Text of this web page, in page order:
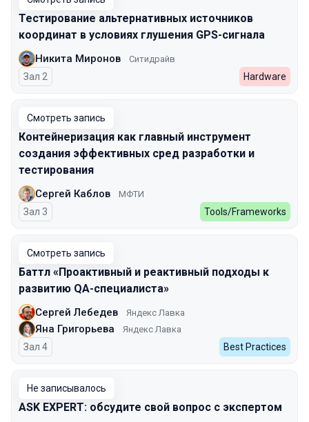
Тестирование альтернативных источников
координат в условиях глушения GPS-сигнала
Никита Миронов Ситидрайв
Зал 2 Hardware
Смотреть запись
Контейнеризация как главный инструмент
создания эффективных сред разработки и
тестирования
Сергей Каблов МФТИ
Зал 3 Tools/Frameworks
Смотреть запись
Баттл «Проактивный и реактивный подходы к
развитию QA-специалиста»
Сергей Лебедев Яндекс Лавка
Яна Григорьева Яндекс Лавка
Зал 4 Best Practices
Не записывалось
ASK EXPERT: обсудите свой вопрос с экспертом